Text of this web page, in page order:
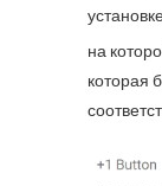
на
которая